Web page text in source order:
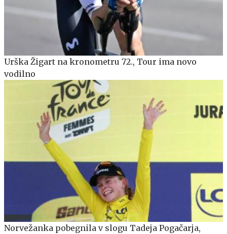
Urška Žigart na kronometru 72., Tour ima novo
vodilno
Norvežanka pobegnila v slogu Tadeja Pogačarja,